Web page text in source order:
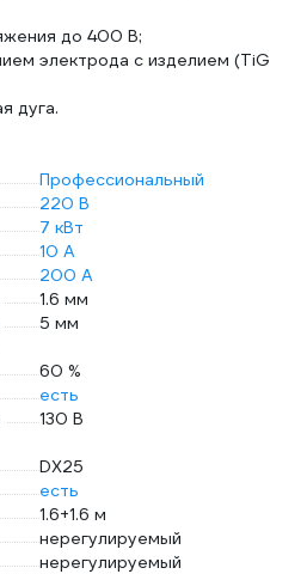
до 400 В;
электрода с изделием (TiG
дуга.
Профессиональный
220 В
7 кВт
10 А
200 А
1.6 мм
5 мм
60 %
есть
130 В
DX25
есть
1.6+1.6 м
нерегулируемый
нерегулируемый